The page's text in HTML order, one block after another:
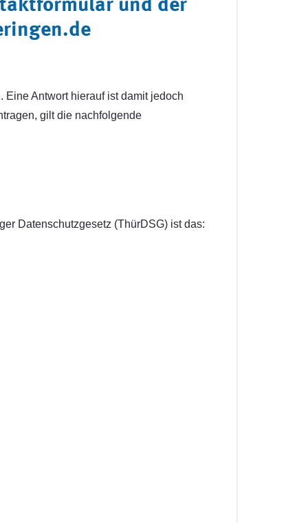
und der
Antwort hierauf ist damit jedoch
gilt die nachfolgende
Datenschutzgesetz (ThürDSG) ist das: